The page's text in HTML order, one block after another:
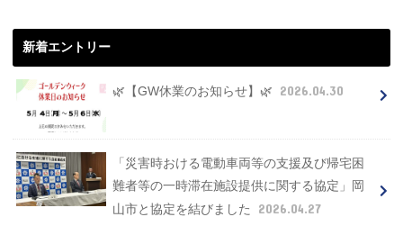
新着エントリー
🌿【GW休業のお知らせ】🌿 2026.04.30
「災害時おける電動車両等の支援及び帰宅困
難者等の一時滞在施設提供に関する協定」岡
山市と協定を結びました
2026.04.27